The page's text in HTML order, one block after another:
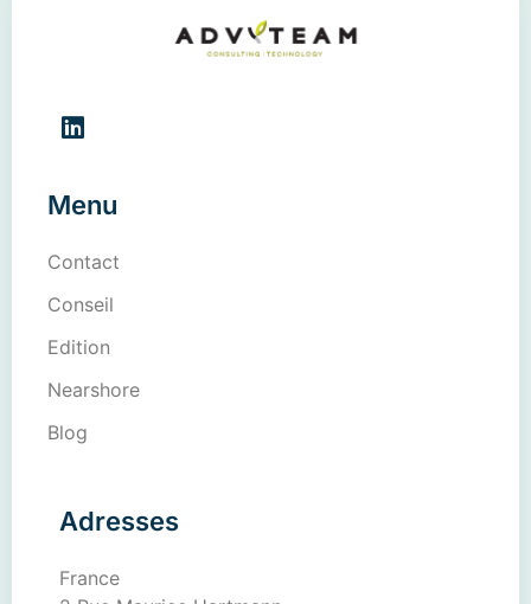
Menu
Contact
Conseil
Edition
Nearshore
Blog
Adresses
France